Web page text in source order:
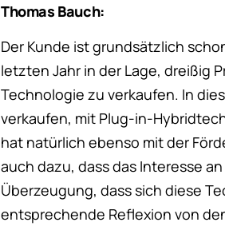
Thomas Bauch:
Der Kunde ist grundsätzlich
letzten Jahr in der Lage, dreißig
Technologie zu verkaufen. In
verkaufen, mit Plug-in-
hat natürlich ebenso mit der
auch dazu, dass das Interesse
Überzeugung, dass sich diese
entsprechende Reflexion von